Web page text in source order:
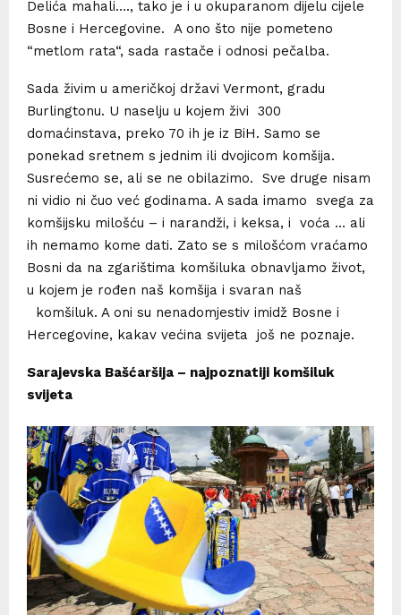
Delića mahali…., tako je i u okuparanom dijelu cijele
Bosne i Hercegovine. A ono što nije pometeno
“metlom rata“, sada rastače i odnosi pečalba.
Sada živim u američkoj državi Vermont, gradu
Burlingtonu. U naselju u kojem živi 300
domaćinstava, preko 70 ih je iz BiH. Samo se
ponekad sretnem s jednim ili dvojicom komšija.
Susrećemo se, ali se ne obilazimo. Sve druge nisam
ni vidio ni čuo već godinama. A sada imamo svega za
komšijsku milošću – i narandži, i keksa, i voća … ali
ih nemamo kome dati. Zato se s milošćom vraćamo
Bosni da na zgarištima komšiluka obnavljamo život,
u kojem je rođen naš komšija i svaran naš
komšiluk. A oni su nenadomjestiv imidž Bosne i
Hercegovine, kakav većina svijeta još ne poznaje.
Sarajevska Bašćaršija – najpoznatiji komšiluk
svijeta